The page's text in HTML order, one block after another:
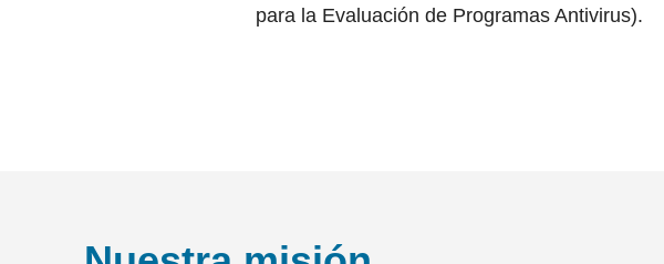
para la Evaluación de Programas Antivirus).